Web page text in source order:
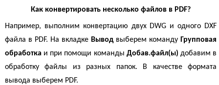
Как конвертировать несколько файлов в PDF?
Например, выполним конвертацию двух DWG и одного DXF
файла в PDF. На вкладке Выводвыберем команду Групповая
обработка и при помощи команды Добав.файл(ы) добавим в
обработку файлы из разных папок. В качестве формата
вывода выберем PDF.